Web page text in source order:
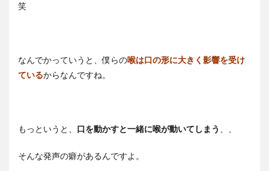
笑
なんでかっていうと、僕らの喉は口の形に大きく影響を受け
ているからなんですね。
もっというと、 口を動かすと一緒に喉が動いてしまう
そんな発声の癖があるんですよ。